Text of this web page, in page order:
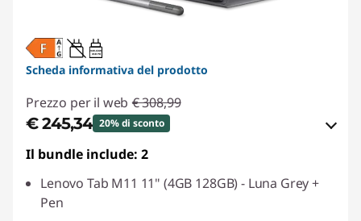
20W-60W
USB PD
Scheda informativa del prodotto
Prezzo per il web € 308,99
€ 245,34 20% di sconto
Risparmi eCoupon :
Usa il coupon : LUGLIO
Il bundle include: 2
Lenovo Tab M11 11" (4GB 128GB) - Luna Grey +
Pen